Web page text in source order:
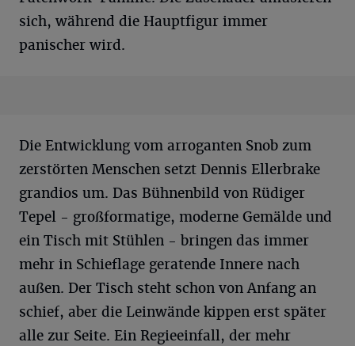
sich, während die Hauptfigur immer
panischer wird.
Die Entwicklung vom arroganten Snob zum
zerstörten Menschen setzt Dennis Ellerbrake
grandios um. Das Bühnenbild von Rüdiger
Tepel - großformatige, moderne Gemälde und
ein Tisch mit Stühlen - bringen das immer
mehr in Schieflage geratende Innere nach
außen. Der Tisch steht schon von Anfang an
schief, aber die Leinwände kippen erst später
alle zur Seite. Ein Regieeinfall, der mehr